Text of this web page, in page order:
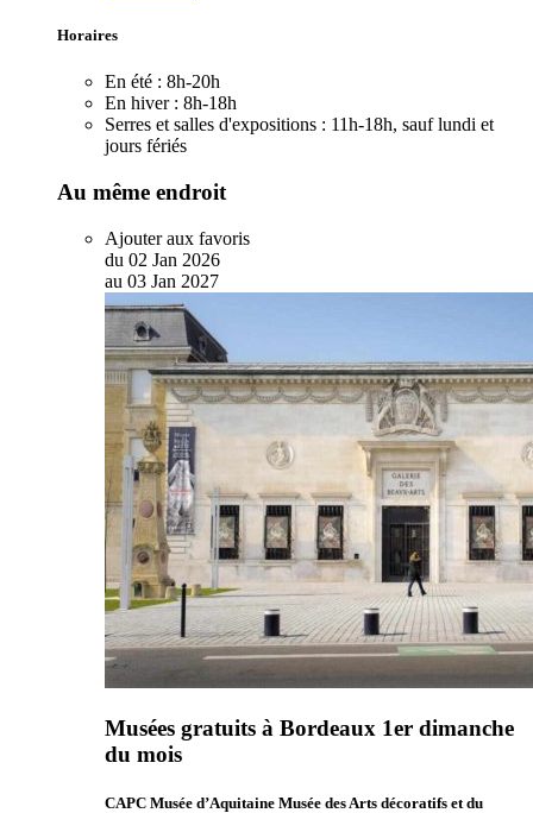
Horaires
En été : 8h-20h
En hiver : 8h-18h
Serres et salles d'expositions : 11h-18h, sauf lundi et
jours fériés
Au même endroit
Ajouter aux favoris
du 02 Jan 2026
au 03 Jan 2027
Musées gratuits à Bordeaux 1er dimanche
du mois
CAPC Musée d’Aquitaine Musée des Arts décoratifs et du